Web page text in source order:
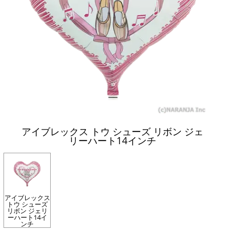
アイブレックス トウ シューズ リボン ジェ
リーハート14インチ
アイブレックス
トウ シューズ
リボン ジェリ
ーハート14イ
ンチ